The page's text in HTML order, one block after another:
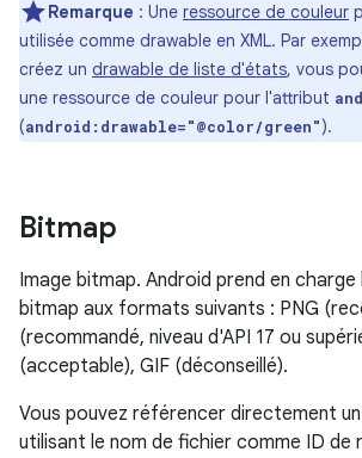
Remarque : Une ressource de couleur
utilisée comme drawable en XML. Par
créez un drawable de liste d'états, vous
une ressource de couleur pour l'attribut
(android:drawable="@color/green").
Bitmap
Image bitmap. Android prend en
bitmap aux formats suivants : PNG
(recommandé, niveau d'API 17 ou
(acceptable), GIF (déconseillé).
Vous pouvez référencer directement
utilisant le nom de fichier comme ID de